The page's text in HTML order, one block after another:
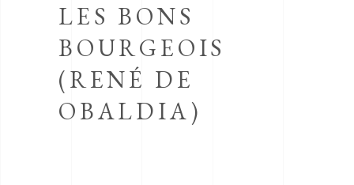
LES BONS
BOURGEOIS
(RENÉ DE
OBALDIA)